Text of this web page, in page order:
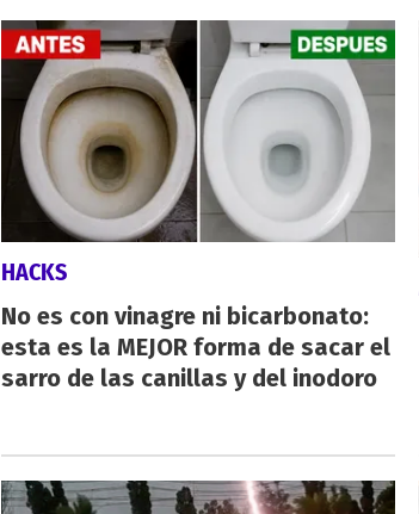
HACKS
No es con vinagre ni bicarbonato:
esta es la MEJOR forma de sacar el
sarro de las canillas y del inodoro